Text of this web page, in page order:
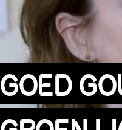
GOED